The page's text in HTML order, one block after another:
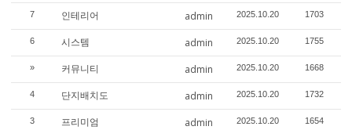
7 인테리어 admin 2025.10.20 1703
6 시스템 admin 2025.10.20 1755
» 커뮤니티 admin 2025.10.20 1668
4 단지배치도 admin 2025.10.20 1732
3 프리미엄 admin 2025.10.20 1654